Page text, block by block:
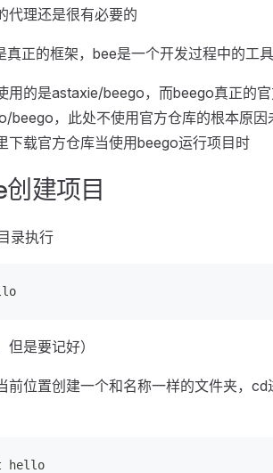
代理还是很有必要的
真正的框架，bee是一个开发过程中的工
用的是astaxie/beego，而beego真正的
beego，此处不使用官方仓库的根本原因
下载官方仓库当使用beego运行项目时
建项目
录执行
但是要记好）
前位置创建一个和名称一样的文件夹，cd
hello